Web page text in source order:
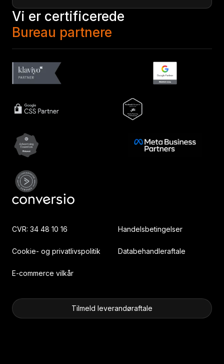
Vi er certificerede
Bureau partnere
CVR: 34 48 10 16 Handelsbetingelser
Cookie- og privatlivspolitik Databehandleraftale
E-commerce vilkår
Tilmeld leverandøraftale